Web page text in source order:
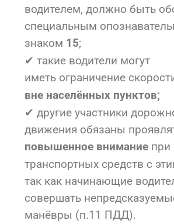
водителем, должно быть
специальным
знаком 15;
✔ такие водители могут
иметь ограничение
вне населённых пунктов;
✔ другие участники
движения обязаны
повышенное внимание при
транспортных средств с
так как начинающие
совершать
манёвры (п.11 ПДД).